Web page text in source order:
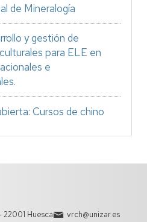
de Mineralogía
y gestión de
para ELE en
e
Cursos de chino
Huesca
vrch@unizar.es